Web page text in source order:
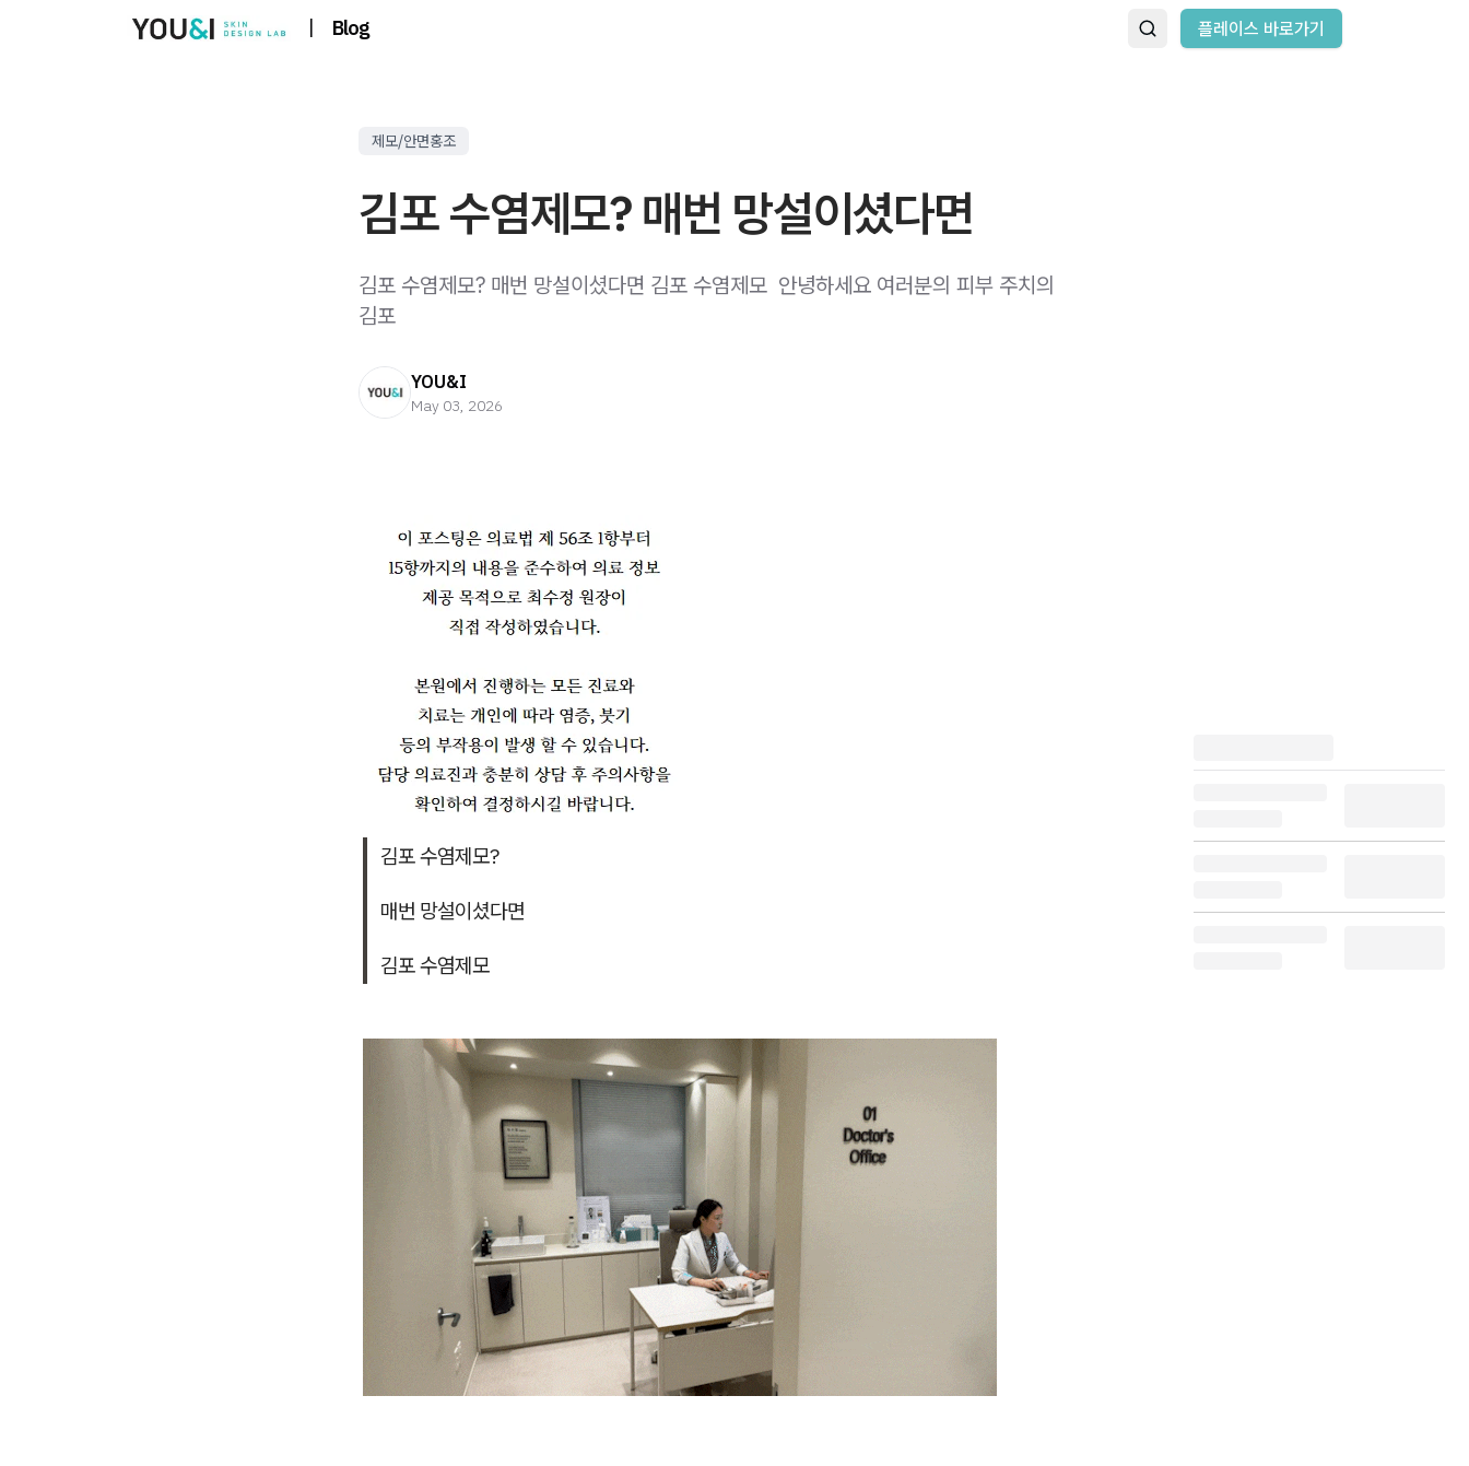
| Blog 플레이스 바로가기
제모/안면홍조
김포 수염제모? 매번 망설이셨다면
김포 수염제모? 매번 망설이셨다면 김포 수염제모 ​ 안녕하세요 여러분의 피부 주치의
김포
YOU&I
May 03, 2026
김포 수염제모?
매번 망설이셨다면
김포 수염제모